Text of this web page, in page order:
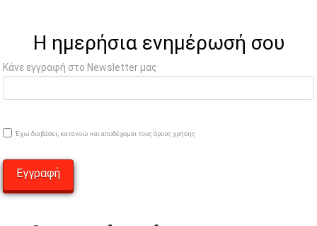
Η ημερήσια ενημέρωσή σου
Κάνε εγγραφή στο Newsletter μας
Έχω διαβάσει, κατανοώ και αποδέχομαι τους όρους χρήσης